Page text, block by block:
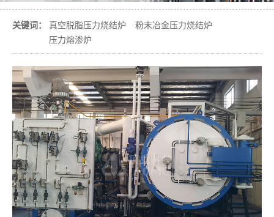
关键词： 真空脱脂压力烧结炉
粉末冶金压力烧结炉
压力熔渗炉